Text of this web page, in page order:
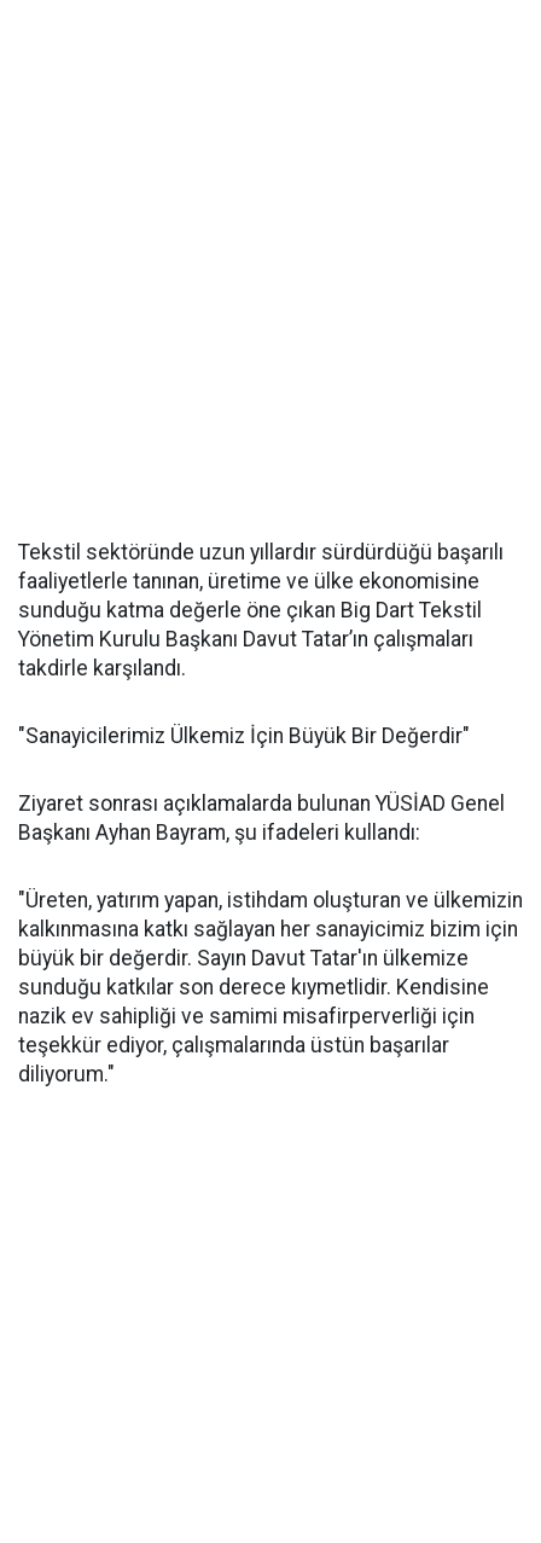
Tekstil sektöründe uzun yıllardır sürdürdüğü başarılı
faaliyetlerle tanınan, üretime ve ülke ekonomisine
sunduğu katma değerle öne çıkan Big Dart Tekstil
Yönetim Kurulu Başkanı Davut Tatar’ın çalışmaları
takdirle karşılandı.
"Sanayicilerimiz Ülkemiz İçin Büyük Bir Değerdir"
Ziyaret sonrası açıklamalarda bulunan YÜSİAD Genel
Başkanı Ayhan Bayram, şu ifadeleri kullandı:
"Üreten, yatırım yapan, istihdam oluşturan ve ülkemizin
kalkınmasına katkı sağlayan her sanayicimiz bizim için
büyük bir değerdir. Sayın Davut Tatar'ın ülkemize
sunduğu katkılar son derece kıymetlidir. Kendisine
nazik ev sahipliği ve samimi misafirperverliği için
teşekkür ediyor, çalışmalarında üstün başarılar
diliyorum."